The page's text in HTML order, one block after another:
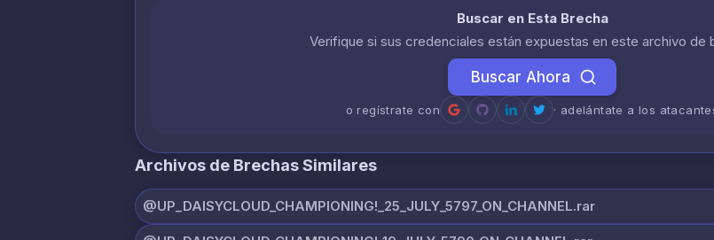
Buscar en Esta Brecha
Verifique si sus credenciales están expuestas en este archivo de
Buscar Ahora
o regístrate con · adelántate a los
Archivos de Brechas Similares
@UP_DAISYCLOUD_CHAMPIONING!_25_JULY_5797_ON_CHANNEL.rar